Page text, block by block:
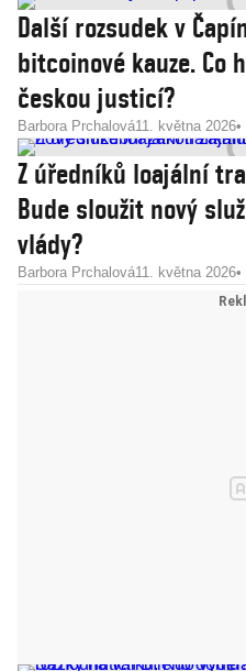
Další rozsudek v
bitcoinové kauze. Co
českou justicí?
Barbora Prchalová11. května 2026
Z úředníků loajální
Bude sloužit nový
vlády?
Barbora Prchalová11. května 2026